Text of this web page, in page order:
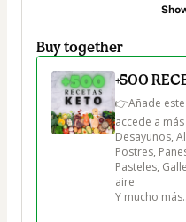
Buy together
+500
👉Añade
accede a
Desayunos,
Postres,
Pasteles,
aire
Y mucho más...